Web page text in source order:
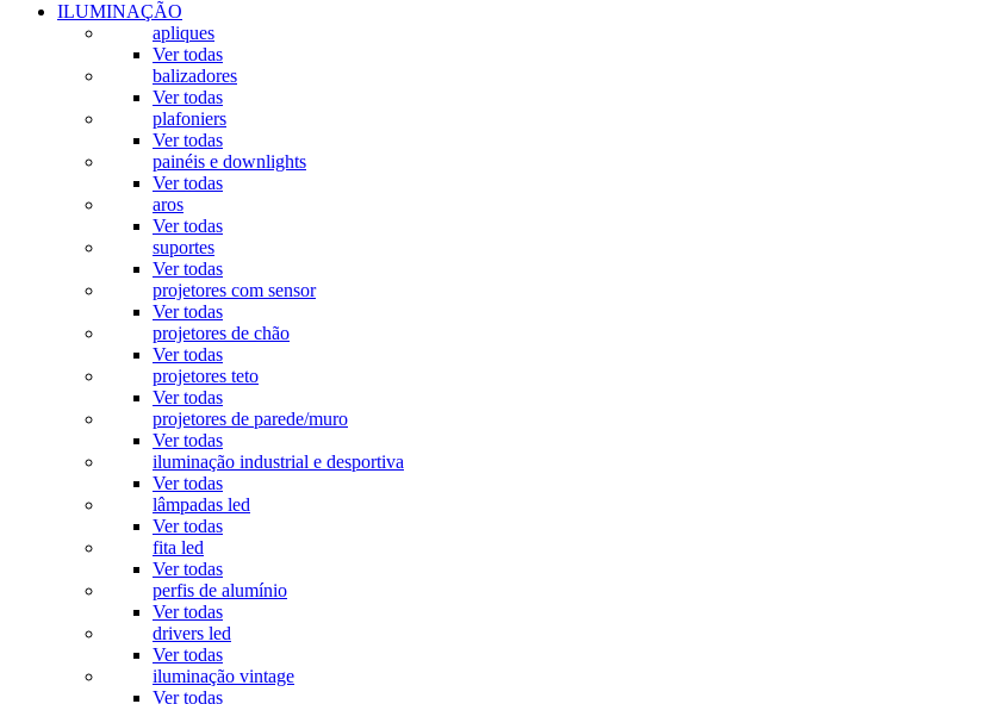
ILUMINAÇÃO
apliques
Ver todas
balizadores
Ver todas
plafoniers
Ver todas
painéis e downlights
Ver todas
aros
Ver todas
suportes
Ver todas
projetores com sensor
Ver todas
projetores de chão
Ver todas
projetores teto
Ver todas
projetores de parede/muro
Ver todas
iluminação industrial e desportiva
Ver todas
lâmpadas led
Ver todas
fita led
Ver todas
perfis de alumínio
Ver todas
drivers led
Ver todas
iluminação vintage
Ver todas